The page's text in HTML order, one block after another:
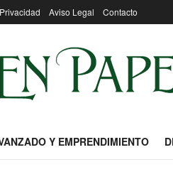
Aviso Legal Contacto
Y EMPRENDIMIENTO